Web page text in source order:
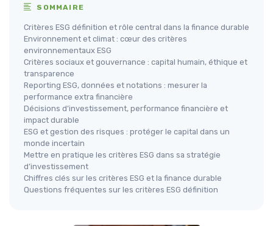
SOMMAIRE
Critères ESG définition et rôle central dans la finance durable
Environnement et climat : cœur des critères
environnementaux ESG
Critères sociaux et gouvernance : capital humain, éthique et
transparence
Reporting ESG, données et notations : mesurer la
performance extra financière
Décisions d’investissement, performance financière et
impact durable
ESG et gestion des risques : protéger le capital dans un
monde incertain
Mettre en pratique les critères ESG dans sa stratégie
d’investissement
Chiffres clés sur les critères ESG et la finance durable
Questions fréquentes sur les critères ESG définition